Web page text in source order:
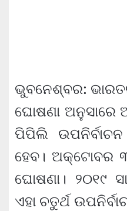
ଭୁବନେଶ୍ବର:
ଘୋଷଣା ଅନୁସାରେ
ପିପିଲି
ହେବ। ଅକ୍ଟୋବର
ଘୋଷଣା। ୨୦୧୯
ଏହା ଚତୁର୍ଥ